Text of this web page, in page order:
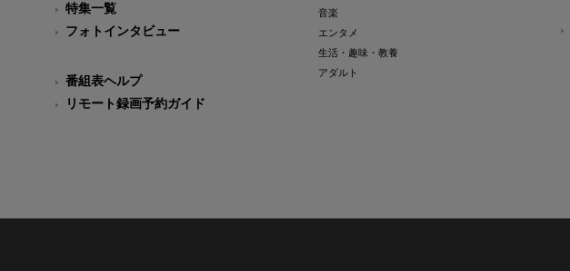
特集一覧
フォトインタビュー
番組表ヘルプ
リモート録画予約ガイド
音楽
エンタメ
生活・趣味・教養
アダルト